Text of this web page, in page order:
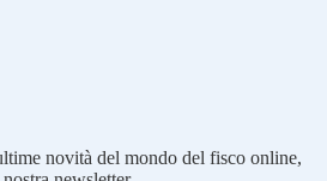
novità del mondo del fisco online,